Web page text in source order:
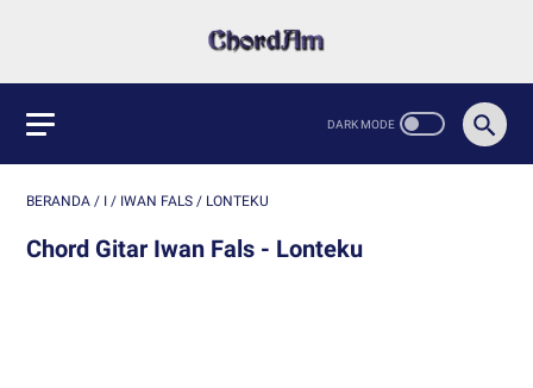
BERANDA / I / IWAN FALS / LONTEKU
Chord Gitar Iwan Fals - Lonteku